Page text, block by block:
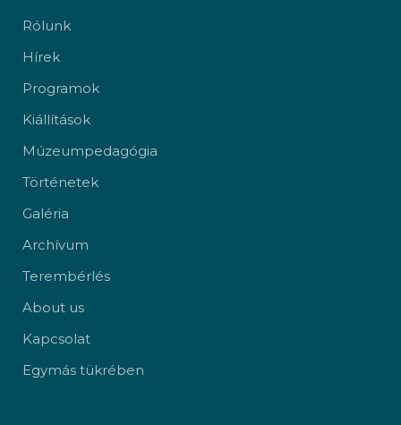
Rólunk
Hírek
Programok
Kiállítások
Múzeumpedagógia
Történetek
Galéria
Archívum
Terembérlés
About us
Kapcsolat
Egymás tükrében